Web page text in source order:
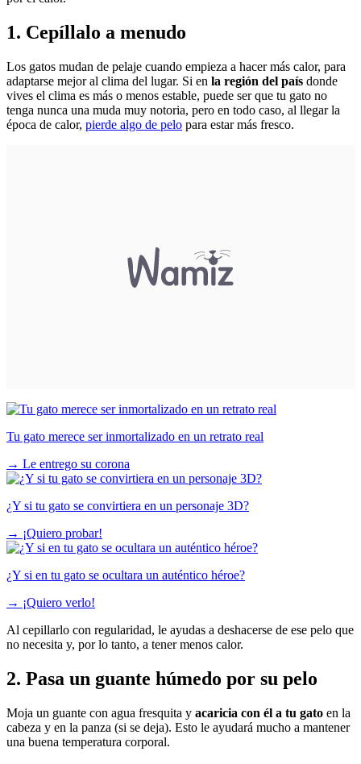
1. Cepíllalo a menudo
Los gatos mudan de pelaje cuando empieza a hacer más calor, para
adaptarse mejor al clima del lugar. Si en la región del país donde
vives el clima es más o menos estable, puede ser que tu gato no
tenga nunca una muda muy notoria, pero en todo caso, al llegar la
época de calor, pierde algo de pelo para estar más fresco.
Tu gato merece ser inmortalizado en un retrato real
→ Le entrego su corona
¿Y si tu gato se convirtiera en un personaje 3D?
→ ¡Quiero probar!
¿Y si en tu gato se ocultara un auténtico héroe?
→ ¡Quiero verlo!
Al cepillarlo con regularidad, le ayudas a deshacerse de ese pelo que
no necesita y, por lo tanto, a tener menos calor.
2. Pasa un guante húmedo por su pelo
Moja un guante con agua fresquita y acaricia con él a tu gato en la
cabeza y en la panza (si se deja). Esto le ayudará mucho a mantener
una buena temperatura corporal.